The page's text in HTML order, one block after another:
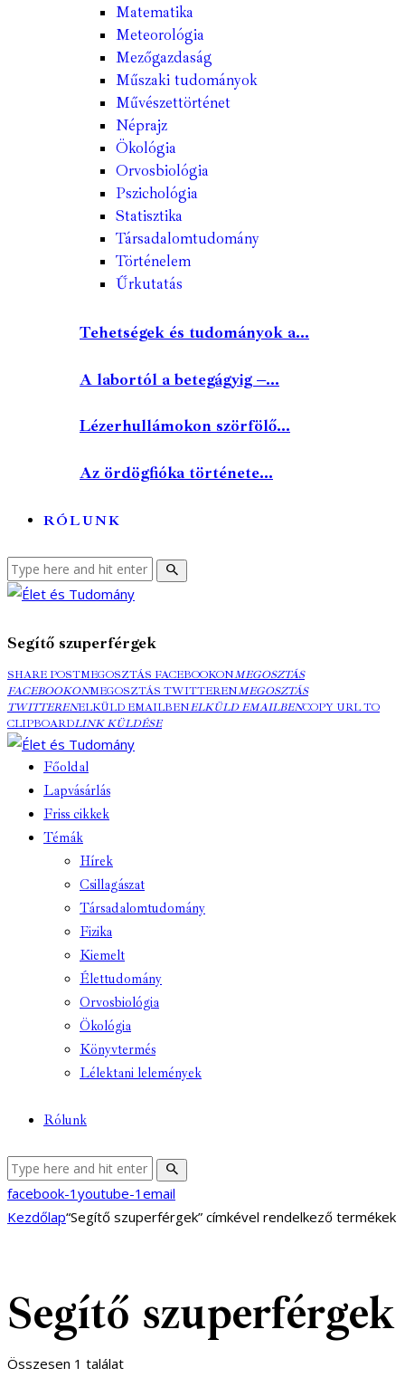
Matematika
Meteorológia
Mezőgazdaság
Műszaki tudományok
Művészettörténet
Néprajz
Ökológia
Orvosbiológia
Pszichológia
Statisztika
Társadalomtudomány
Történelem
Űrkutatás
Tehetségek és tudományok a...
A labortól a betegágyig –...
Lézerhullámokon szörfölő...
Az ördögfióka története...
RÓLUNK
Segítő szuperférgek
SHARE POSTMEGOSZTÁS FACEBOOKONMEGOSZTÁS
FACEBOOKONMEGOSZTÁS TWITTERENMEGOSZTÁS
TWITTERENELKÜLD EMAILBENELKÜLD EMAILBENCOPY URL TO
CLIPBOARDLINK KÜLDÉSE
Főoldal
Lapvásárlás
Friss cikkek
Témák
Hírek
Csillagászat
Társadalomtudomány
Fizika
Kiemelt
Élettudomány
Orvosbiológia
Ökológia
Könyvtermés
Lélektani lelemények
Rólunk
facebook-1 youtube-1 email
Kezdőlap“Segítő szuperférgek” címkével rendelkező termékek
Segítő szuperférgek
Összesen 1 találat